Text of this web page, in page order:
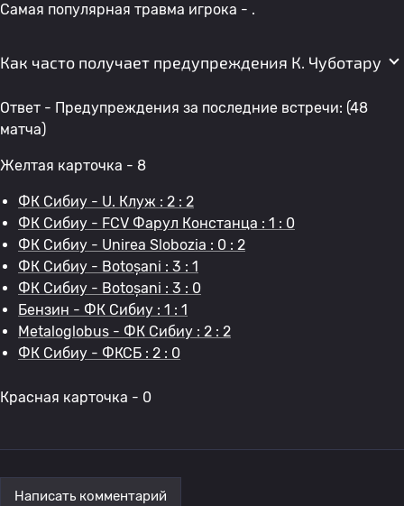
Самая популярная травма игрока - .
Как часто получает предупреждения К. Чуботару
Ответ - Предупреждения за последние встречи: (48
матча)
Желтая карточка - 8
ФК Сибиу - U. Клуж : 2 : 2
ФК Сибиу - FCV Фарул Констанца : 1 : 0
ФК Сибиу - Unirea Slobozia : 0 : 2
ФК Сибиу - Botoșani : 3 : 1
ФК Сибиу - Botoșani : 3 : 0
Бензин - ФК Сибиу : 1 : 1
Metaloglobus - ФК Сибиу : 2 : 2
ФК Сибиу - ФКСБ : 2 : 0
Красная карточка - 0
Написать комментарий